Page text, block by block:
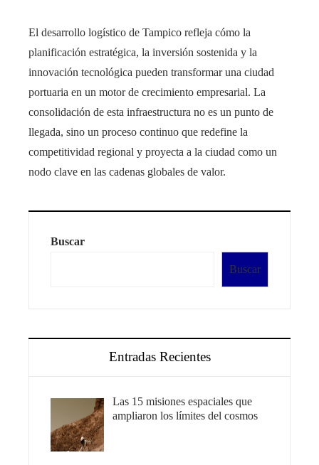
El desarrollo logístico de Tampico refleja cómo la
planificación estratégica, la inversión sostenida y la
innovación tecnológica pueden transformar una ciudad
portuaria en un motor de crecimiento empresarial. La
consolidación de esta infraestructura no es un punto de
llegada, sino un proceso continuo que redefine la
competitividad regional y proyecta a la ciudad como un
nodo clave en las cadenas globales de valor.
Buscar
Buscar
Entradas Recientes
Las 15 misiones espaciales que
ampliaron los límites del cosmos